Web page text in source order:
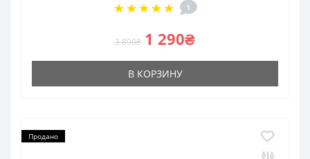
1
3 890₴ 1 290₴
В КОРЗИНУ
Продано